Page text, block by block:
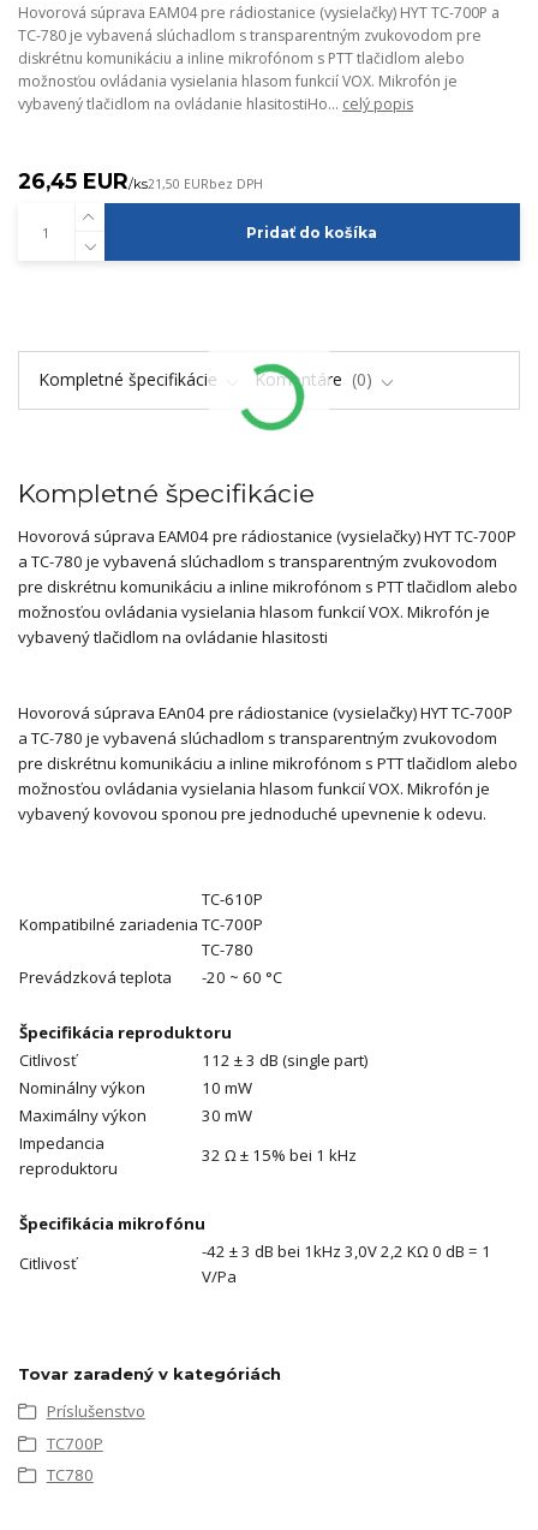
Hovorová súprava EAM04 pre rádiostanice (vysielačky) HYT TC-700P a
TC-780 je vybavená slúchadlom s transparentným zvukovodom pre
diskrétnu komunikáciu a inline mikrofónom s PTT tlačidlom alebo
možnosťou ovládania vysielania hlasom funkcií VOX. Mikrofón je
vybavený tlačidlom na ovládanie hlasitostiHo... celý popis
26,45 EUR/ks21,50 EURbez DPH
Pridať do košíka
Kompletné špecifikácie Komentáre 0
Kompletné špecifikácie
Hovorová súprava EAM04 pre rádiostanice (vysielačky) HYT TC-700P
a TC-780 je vybavená slúchadlom s transparentným zvukovodom
pre diskrétnu komunikáciu a inline mikrofónom s PTT tlačidlom alebo
možnosťou ovládania vysielania hlasom funkcií VOX. Mikrofón je
vybavený tlačidlom na ovládanie hlasitosti
Hovorová súprava EAn04 pre rádiostanice (vysielačky) HYT TC-700P
a TC-780 je vybavená slúchadlom s transparentným zvukovodom
pre diskrétnu komunikáciu a inline mikrofónom s PTT tlačidlom alebo
možnosťou ovládania vysielania hlasom funkcií VOX. Mikrofón je
vybavený kovovou sponou pre jednoduché upevnenie k odevu.
Kompatibilné zariadenia
TC-610P
TC-700P
TC-780
Prevádzková teplota
-20 ~ 60 °C
Špecifikácia reproduktoru
Citlivosť
112 ± 3 dB (single part)
Nominálny výkon
10 mW
Maximálny výkon
30 mW
Impedancia
reproduktoru
32 Ω ± 15% bei 1 kHz
Špecifikácia mikrofónu
Citlivosť
-42 ± 3 dB bei 1kHz 3,0V 2,2 KΩ 0 dB = 1
V/Pa
Tovar zaradený v kategóriách
Príslušenstvo
TC700P
TC780